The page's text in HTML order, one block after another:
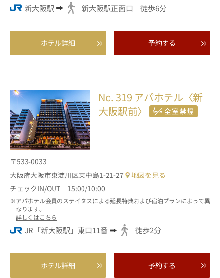
新大阪駅 新大阪駅正面口 徒歩6分
ホテル詳細 予約する
No. 319 アパホテル〈新
大阪駅前〉
〒533-0033
大阪府大阪市東淀川区東中島1-21-27
地図を見る
チェックIN/OUT 15:00/10:00
アパホテル会員のステイタスによる延長特典および宿泊プランによって異
なります。
詳しくはこちら
JR「新大阪駅」東口11番 徒歩2分
ホテル詳細 予約する